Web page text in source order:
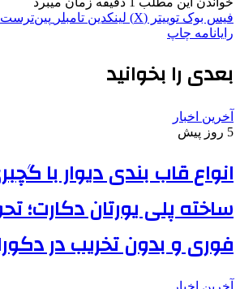
فیس بوک توییتر (X) لینکدین ‫تامبلر ‫پین‌ترست
رایانامه چاپ
بعدی را بخوانید
آخرین اخبار
5 روز پیش
انواع قاب بندی دیوار با
ساخته پلی یورتان دکارت؛
فوری و بدون تخریب در